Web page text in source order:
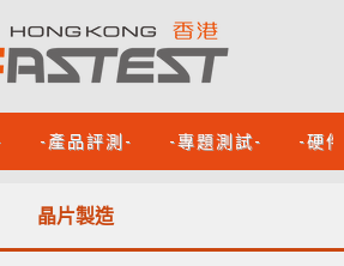
-產品評測- -專題測試- -硬
晶片製造